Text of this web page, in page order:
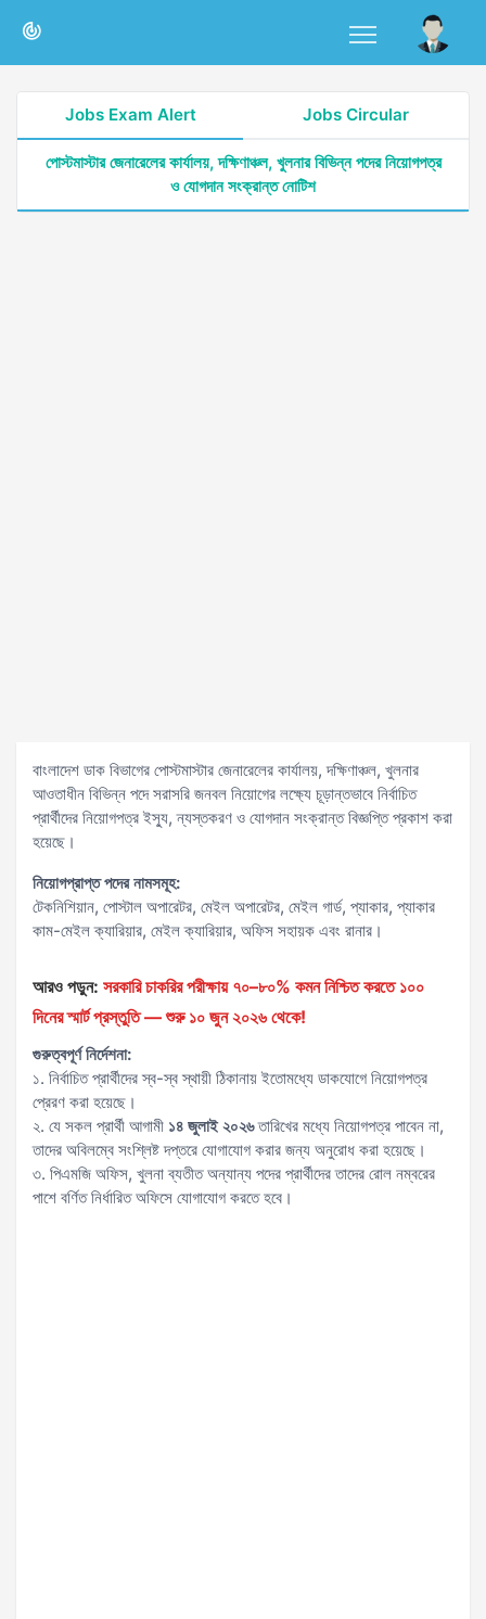
Jobs Exam Alert Jobs Circular
পোস্টমাস্টার জেনারেলের কার্যালয়, দক্ষিণাঞ্চল, খুলনার বিভিন্ন পদের নিয়োগপত্র
ও যোগদান সংক্রান্ত নোটিশ
বাংলাদেশ ডাক বিভাগের পোস্টমাস্টার জেনারেলের কার্যালয়, দক্ষিণাঞ্চল, খুলনার
আওতাধীন বিভিন্ন পদে সরাসরি জনবল নিয়োগের লক্ষ্যে চূড়ান্তভাবে নির্বাচিত
প্রার্থীদের নিয়োগপত্র ইস্যু, ন্যস্তকরণ ও যোগদান সংক্রান্ত বিজ্ঞপ্তি প্রকাশ করা
হয়েছে।
নিয়োগপ্রাপ্ত পদের নামসমূহ:
টেকনিশিয়ান, পোস্টাল অপারেটর, মেইল অপারেটর, মেইল গার্ড, প্যাকার, প্যাকার
কাম-মেইল ক্যারিয়ার, মেইল ক্যারিয়ার, অফিস সহায়ক এবং রানার।
আরও পড়ুন: সরকারি চাকরির পরীক্ষায় ৭০–৮০% কমন নিশ্চিত করতে ১০০
দিনের স্মার্ট প্রস্তুতি — শুরু ১০ জুন ২০২৬ থেকে!
গুরুত্বপূর্ণ নির্দেশনা:
১. নির্বাচিত প্রার্থীদের স্ব-স্ব স্থায়ী ঠিকানায় ইতোমধ্যে ডাকযোগে নিয়োগপত্র
প্রেরণ করা হয়েছে।
২. যে সকল প্রার্থী আগামী ১৪ জুলাই ২০২৬তারিখের মধ্যে নিয়োগপত্র পাবেন না,
তাদের অবিলম্বে সংশ্লিষ্ট দপ্তরে যোগাযোগ করার জন্য অনুরোধ করা হয়েছে।
৩. পিএমজি অফিস, খুলনা ব্যতীত অন্যান্য পদের প্রার্থীদের তাদের রোল নম্বরের
পাশে বর্ণিত নির্ধারিত অফিসে যোগাযোগ করতে হবে।